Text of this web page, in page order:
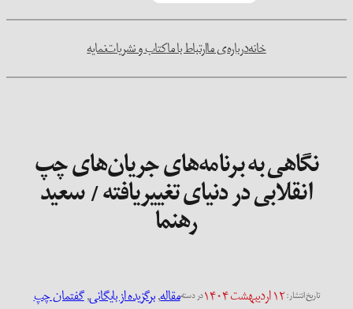
خانهدرباره‌ی ماارتباط با ماکتاب و نشریاتنمایه
نگاهی به برنامه‌های جریان‌های چپ
انقلابی در دنیای تغییریافته / سعید
رهنما
تاریخ انتشار:۱۲ اردیبهشت ۱۴۰۴ در دستهمقاله, برگزیده از بایگانی, گفتمان چپ